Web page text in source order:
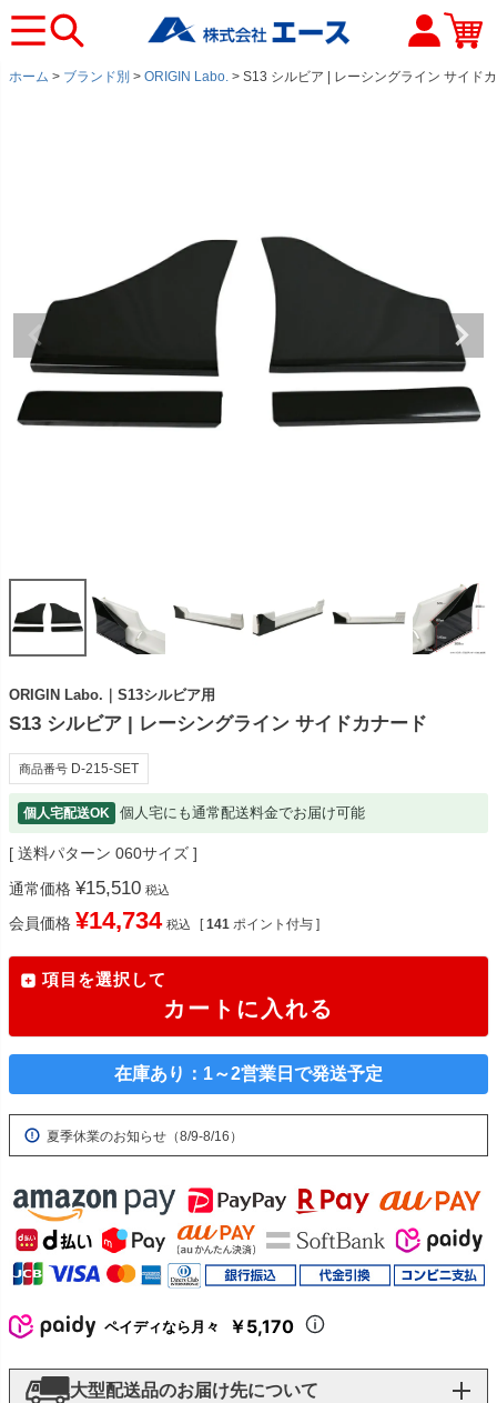
ホーム ブランド別 ORIGIN Labo. S13 シルビア | レーシングライン サイド
ORIGIN Labo.｜S13シルビア用
S13 シルビア | レーシングライン サイドカナード
商品番号 D-215-SET
個人宅配送OK 個人宅にも通常配送料金でお届け可能
送料パターン 060サイズ
通常価格 ¥15,510 税込
会員価格 ¥14,734 税込 [ 141 ポイント付与 ]
項目を選択して
カートに入れる
在庫あり：1～2営業日で発送予定
夏季休業のお知らせ（8/9-8/16）
ペイディなら月々 ￥5,170
大型配送品のお届け先について